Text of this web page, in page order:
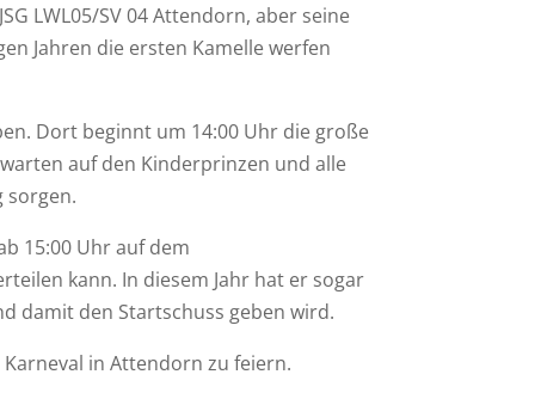
LWL05/SV 04 Attendorn, aber seine
Jahren die ersten Kamelle werfen
Dort beginnt um 14:00 Uhr die große
auf den Kinderprinzen und alle
sorgen.
15:00 Uhr auf dem
kann. In diesem Jahr hat er sogar
damit den Startschuss geben wird.
in Attendorn zu feiern.